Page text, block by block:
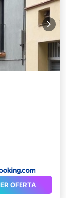
OFERTA